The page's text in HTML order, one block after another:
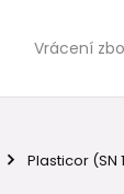
Vrácení
Plasticor (SN